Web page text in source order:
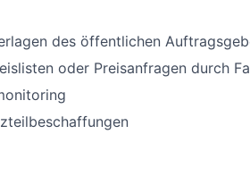
des öffentlichen
oder Preisanfragen durch